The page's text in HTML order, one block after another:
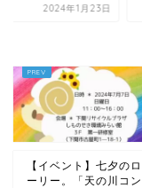
2020年3月18日
【イベント】七夕の
ーリー。「天の川コ